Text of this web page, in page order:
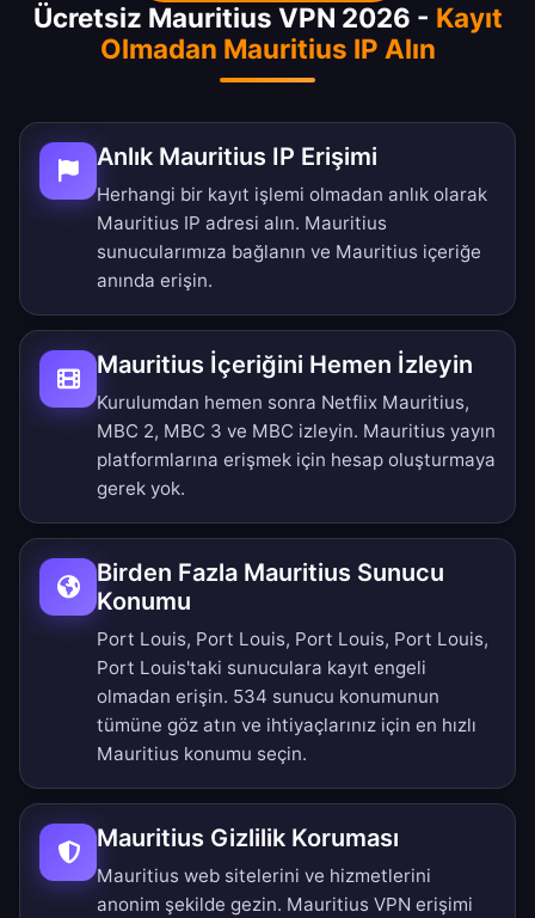
Ücretsiz Mauritius VPN 2026 - Kayıt
Olmadan Mauritius IP Alın
Anlık Mauritius IP Erişimi
Herhangi bir kayıt işlemi olmadan anlık olarak
Mauritius IP adresi alın. Mauritius
sunucularımıza bağlanın ve Mauritius içeriğe
anında erişin.
Mauritius İçeriğini Hemen İzleyin
Kurulumdan hemen sonra Netflix Mauritius,
MBC 2, MBC 3 ve MBC izleyin. Mauritius yayın
platformlarına erişmek için hesap oluşturmaya
gerek yok.
Birden Fazla Mauritius Sunucu
Konumu
Port Louis, Port Louis, Port Louis, Port Louis,
Port Louis'taki sunuculara kayıt engeli
olmadan erişin. 534 sunucu konumunun
tümüne göz atın ve ihtiyaçlarınız için en hızlı
Mauritius konumu seçin.
Mauritius Gizlilik Koruması
Mauritius web sitelerini ve hizmetlerini
anonim şekilde gezin. Mauritius VPN erişimi